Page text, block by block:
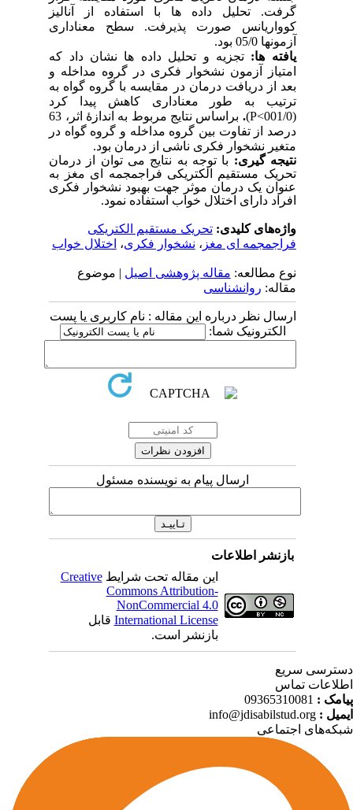
گرفت. تحلیل داده ها با استفاده از آنالیز
کوواریانس صورت پذیرفت. سطح معناداری
آزمونها 05/0 بود.
یافته ها:تجزیه و تحلیل داده ها نشان داد که
امتیاز آزمون نشخوار فکری در گروه مداخله و
بعد از دریافت درمان در مقایسه با گروه گواه به
ترتیب به طور معناداری کاهش پیدا کرد
P<
)
. براساس نتایج مربوط به انداز ۀ
اثر، 63
درصد از تفاوت بین گروه مداخله و گروه گواه در
متغیر نشخوار فکری ناشی از درمان بود.
نتیجه گیری:با توجه به نتایج می تواناز درمان
تحریک مستقیم الکتریکی فراجمجمه ای مغز به
عنوان یک درمان موثر جهت بهبودنشخوار فکری
افراد دارای اختلال خواباستفاده نمود.
واژه‌های کلیدی:تحریک مستقیم الکتریکی
فراجمجمه ای مغز، نشخوار فکری،اختلال خواب
نوع مطالعه:مقاله پژوهشی اصیل| موضوع
مقاله:روانشناسی
ارسال نظر درباره این مقاله : نام کاربری یا پست
الکترونیک شما:
ارسال پیام به نویسنده مسئول
بازنشر اطلاعات
این مقاله تحت شرایطCreative
Commons Attribution-
NonCommercial 4.0
International Licenseقابل
بازنشر است.
سریع
تماس
:
09365310081
:
info@jdisabilstud.org
اجتماعی